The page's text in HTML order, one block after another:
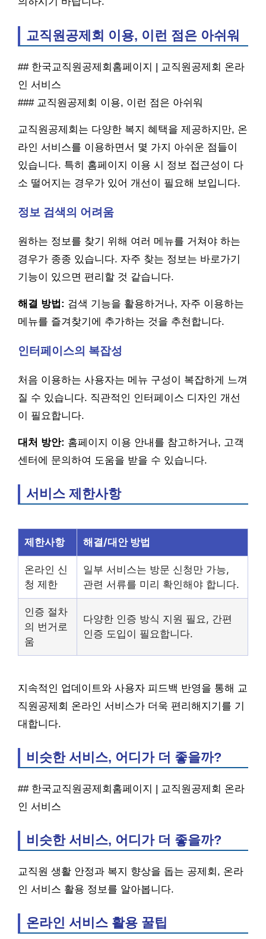
교직원공제회 이용, 이런 점은 아쉬워
## 한국교직원공제회홈페이지 | 교직원공제회 온라
인 서비스
### 교직원공제회 이용, 이런 점은 아쉬워
교직원공제회는 다양한 복지 혜택을 제공하지만, 온
라인 서비스를 이용하면서 몇 가지 아쉬운 점들이
있습니다. 특히 홈페이지 이용 시 정보 접근성이 다
소 떨어지는 경우가 있어 개선이 필요해 보입니다.
정보 검색의 어려움
원하는 정보를 찾기 위해 여러 메뉴를 거쳐야 하는
경우가 종종 있습니다. 자주 찾는 정보는 바로가기
기능이 있으면 편리할 것 같습니다.
해결 방법: 검색 기능을 활용하거나, 자주 이용하는
메뉴를 즐겨찾기에 추가하는 것을 추천합니다.
인터페이스의 복잡성
처음 이용하는 사용자는 메뉴 구성이 복잡하게 느껴
질 수 있습니다. 직관적인 인터페이스 디자인 개선
이 필요합니다.
대처 방안: 홈페이지 이용 안내를 참고하거나, 고객
센터에 문의하여 도움을 받을 수 있습니다.
서비스 제한사항
제한사항 해결/대안 방법
온라인 신
청 제한
일부 서비스는 방문 신청만 가능,
관련 서류를 미리 확인해야 합니다.
인증 절차
의 번거로
움
다양한 인증 방식 지원 필요, 간편
인증 도입이 필요합니다.
지속적인 업데이트와 사용자 피드백 반영을 통해 교
직원공제회 온라인 서비스가 더욱 편리해지기를 기
대합니다.
비슷한 서비스, 어디가 더 좋을까?
## 한국교직원공제회홈페이지 | 교직원공제회 온라
인 서비스
비슷한 서비스, 어디가 더 좋을까?
교직원 생활 안정과 복지 향상을 돕는 공제회, 온라
인 서비스 활용 정보를 알아봅니다.
온라인 서비스 활용 꿀팁